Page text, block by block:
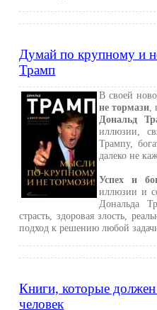
Думай по крупному и
Трамп
В своей
не тормази
Дональд
иллюзии,
Трампу,
далеко не
Успех и
иллюзии и
Дональда
страсть, здоровая злость,
подход к решению любой
Книги, которые
человек